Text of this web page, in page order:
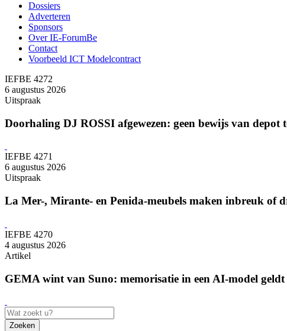
Dossiers
Adverteren
Sponsors
Over IE-ForumBe
Contact
Voorbeeld ICT Modelcontract
IEFBE 4272
6 augustus 2026
Uitspraak
Doorhaling DJ ROSSI afgewezen: geen bewijs van depot
IEFBE 4271
6 augustus 2026
Uitspraak
La Mer-, Mirante- en Penida-meubels maken inbreuk of
IEFBE 4270
4 augustus 2026
Artikel
GEMA wint van Suno: memorisatie in een AI-model
Zoeken